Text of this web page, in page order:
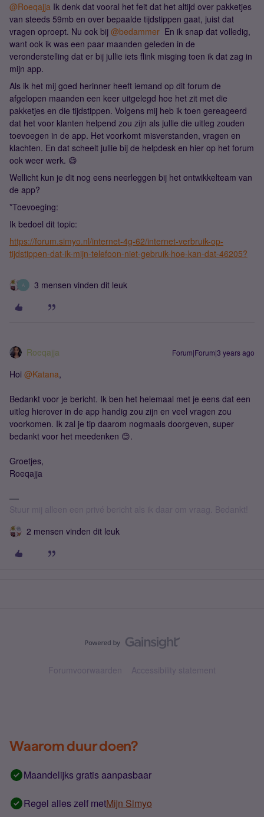
@Roeqajja Ik denk dat vooral het feit dat het altijd over pakketjes
van steeds 59mb en over bepaalde tijdstippen gaat, juist dat
vragen oproept. Nu ook bij @bedammer En ik snap dat volledig,
want ook ik was een paar maanden geleden in de
veronderstelling dat er bij jullie iets flink misging toen ik dat zag in
mijn app.
Als ik het mij goed herinner heeft iemand op dit forum de
afgelopen maanden een keer uitgelegd hoe het zit met die
pakketjes en die tijdstippen. Volgens mij heb ik toen gereageerd
dat het voor klanten helpend zou zijn als jullie die uitleg zouden
toevoegen in de app. Het voorkomt misverstanden, vragen en
klachten. En dat scheelt jullie bij de helpdesk en hier op het forum
ook weer werk. 😄
Wellicht kun je dit nog eens neerleggen bij het ontwikkelteam van
de app?
*Toevoeging:
Ik bedoel dit topic:
https://forum.simyo.nl/internet-4g-62/internet-verbruik-op-
tijdstippen-dat-ik-mijn-telefoon-niet-gebruik-hoe-kan-dat-46205?
A 3 mensen vinden dit leuk
Roeqajja Forum|Forum|3 years ago
Hoi @Katana,
Bedankt voor je bericht. Ik ben het helemaal met je eens dat een
uitleg hierover in de app handig zou zijn en veel vragen zou
voorkomen. Ik zal je tip daarom nogmaals doorgeven, super
bedankt voor het meedenken 😊.
Groetjes,
Roeqajja
Stuur mij alleen een privé bericht als ik daar om vraag. Bedankt!
2 mensen vinden dit leuk
Forumvoorwaarden Accessibility statement
Waarom duur doen?
Maandelijks gratis aanpasbaar
Regel alles zelf metMijn Simyo